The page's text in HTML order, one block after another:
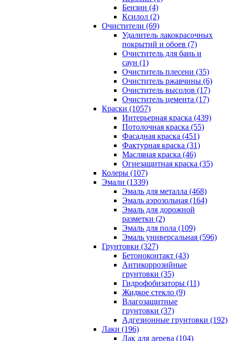
Бензин (4)
Ксилол (2)
Очистители (69)
Удалитель лакокрасочных
покрытий и обоев (7)
Очиститель для бань и
саун (1)
Очиститель плесени (35)
Очиститель ржавчины (6)
Очиститель высолов (17)
Очиститель цемента (17)
Краски (1057)
Интерьерная краска (439)
Потолочная краска (55)
Фасадная краска (451)
Фактурная краска (31)
Масляная краска (46)
Огнезащитная краска (35)
Колеры (107)
Эмали (1339)
Эмаль для металла (468)
Эмаль аэрозольная (164)
Эмаль для дорожной
разметки (2)
Эмаль для пола (109)
Эмаль универсальная (596)
Грунтовки (327)
Бетоноконтакт (43)
Антикоррозийные
грунтовки (35)
Гидрофобизаторы (11)
Жидкое стекло (9)
Влагозащитные
грунтовки (37)
Адгезионные грунтовки (192)
Лаки (196)
Лак для дерева (104)